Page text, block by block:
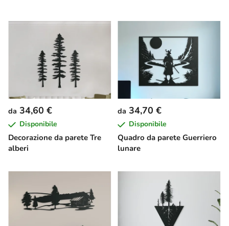
Decorazione da parete Tre
alberi
da 34,60 €
Disponibile
Quadro da parete Guerriero
lunare
da 34,70 €
Disponibile